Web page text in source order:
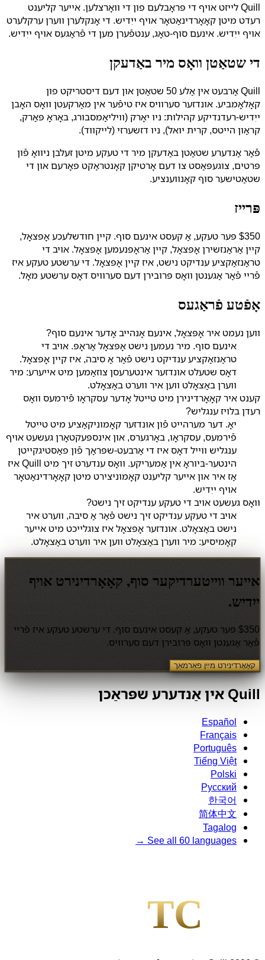
Quill לייזט אויף די פּראָבלעם פון די וואָרצלען. אייער קליענט
רעדט מיטן קאָאָרדינאַטאָר אויף ייִדיש. די אָנקלערן ווערן ערקלערט
אויף ייִדיש. אינעם סוף-טאָג, ענטפֿערן מען די פֿראַגעס אויף ייִדיש.
די שטאַטן וואָס מיר באַדעקן
Quill אַרבעט אין אַלע 50 שטאַטן און דעם דיסטריקט פון
קאָלאָמביע. אונדזער סערוויס איז טיפֿער אין מאַרקעטן וואָס האָבן
ייִדיש-רעדנדיקע קהילות: ניו יאָרק (וויליאַמסבורג, באָראָ פּאַרק,
קראַון הייטס, קרית יואל), ניו דזשערזי (לייקווד).
פֿאַר אַנדערע שטאַטן באַדעקן מיר די טעקע מיטן זעלבן ניוואָ פֿון
פּרטים, צוגעפּאַסט צו דעם אָרטיקן קאָנטראַקט פאָרעם און די
שטאַטישער סוף קאָנווענציע.
פּרייז
$350 פּער טעקע, אַ קעסט אינעם סוף. קיין חודשלעכע אָפּצאָל,
קיין אַראַנזשירן אָפּצאָל, קיין אַראָפּנעמען אָפּצאָל. אויב די
טראַנזאַקציע ענדיקט נישט, איז קיין אָפּצאָל. די ערשטע טעקע איז
פֿריי פֿאַר אַגענטן וואָס פּרובירן דעם סערוויס דאָס ערשטע מאָל.
אָפֿטע פֿראַגעס
ווען נעמט איר אָפּצאָל, אינעם אָנהייב אָדער אינעם סוף?
אינעם סוף. מיר נעמען נישט אָפּצאָל אַראָפּ. אויב די
טראַנזאַקציע ענדיקט נישט פֿאַר אַ סיבה, איז קיין אָפּצאָל.
דאָס שטעלט אונדזער אינטערעסן צוזאַמען מיט אייערע: מיר
ווערן באַצאָלט ווען איר ווערט באַצאָלט.
קענט איר קאָאָרדינירן מיט טייטל אָדער עסקראָו פֿירמעס וואָס
רעדן בלויז ענגליש?
יאָ. דער מערהייט פֿון אונדזער קאָמוניקאַציע מיט טייטל
פֿירמעס, עסקראָו, באָרגערס, און אינספּעקטאָרן געשעט אויף
ענגליש ווייל דאָס איז די אַרבעט-שפּראַך פֿון פאַסטיגקייטן
הינטער-בּיוראָ אין אַמעריקע. וואָס ענדערט זיך מיט Quill איז
אַז איר און אייער קליענט קאָמוניצירט מיטן קאָאָרדינאַטאָר
אויף ייִדיש.
וואָס געשעט אויב די טעקע ענדיקט זיך נישט?
אויב די טעקע ענדיקט זיך נישט פֿאַר אַ סיבה, ווערט איר
נישט באַצאָלט. אונדזער אָפּצאָל איז צוגלייכט מיט אייער
קאָמיסיע: מיר ווערן באַצאָלט ווען איר ווערט באַצאָלט.
אייער ווייטערדיקער סוף, קאָאָרדינירט אויף
ייִדיש.
$350 פּער טעקע, אַ קעסט אינעם סוף. די ערשטע טעקע איז פֿריי
פֿאַר אַגענטן וואָס פּרובירן דעם סערוויס.
קאָאָרדינירט מײַן פאַרמאַך
Quill אין אַנדערע שפּראַכן
Español
Français
Português
Tiếng Việt
Polski
Русский
한국어
简体中文
Tagalog
See all 60 languages →
TC